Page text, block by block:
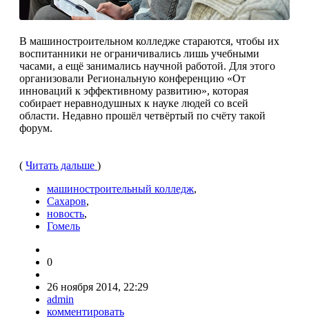
В машиностроительном колледже стараются, чтобы их
воспитанники не ограничивались лишь учебными
часами, а ещё занимались научной работой. Для этого
организовали Региональную конференцию «От
инноваций к эффективному развитию», которая
собирает неравнодушных к науке людей со всей
области. Недавно прошёл четвёртый по счёту такой
форум.
( Читать дальше )
машиностроительный колледж,
Сахаров,
новость,
Гомель
0
26 ноября 2014, 22:29
admin
комментировать